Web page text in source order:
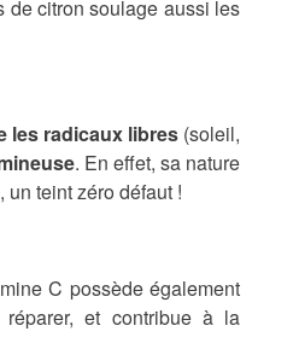
de citron soulage aussi les
les radicaux libres(soleil,
. En effet, sa nature
un teint zéro défaut !
C possède également
et contribue à la